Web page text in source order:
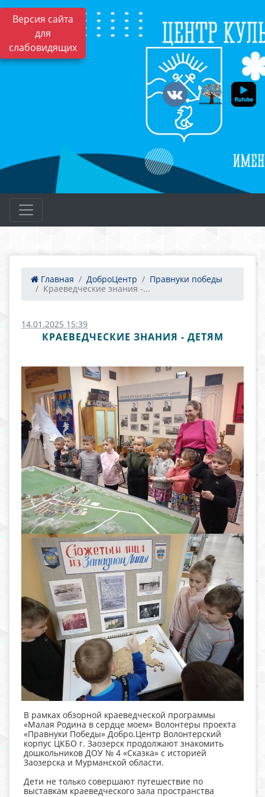
Версия сайта
для
слабовидящих
Главная ДоброЦентр
Правнуки победы
Краеведческие знания -...
14.01.2025 15:39
КРАЕВЕДЧЕСКИЕ ЗНАНИЯ - ДЕТЯМ
В рамках обзорной краеведческой программы
«Малая Родина в сердце моем» Волонтеры проекта
«Правнуки Победы» Добро.Центр Волонтерский
корпус ЦКБО г. Заозерск продолжают знакомить
дошкольников ДОУ № 4 «Сказка» с историей
Заозерска и Мурманской области.
Дети не только совершают путешествие по
выставкам краеведческого зала пространства